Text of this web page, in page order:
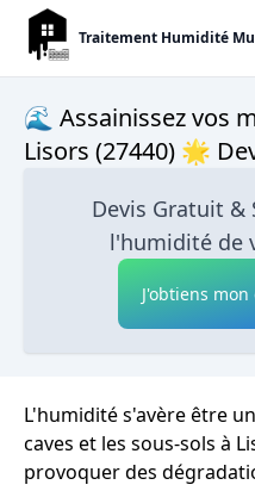
Traitement Humidité
🌊 Assainissez vos
Lisors (27440) 🌟
Devis Gratuit
l'humidité de
J'obtiens
L'humidité s'avère être
caves et les sous-sols à
provoquer des